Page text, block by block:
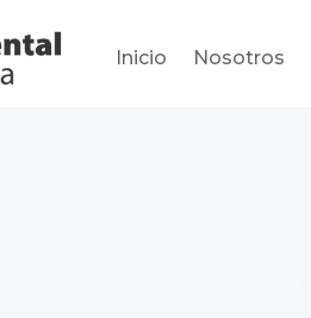
Inicio Nosotros